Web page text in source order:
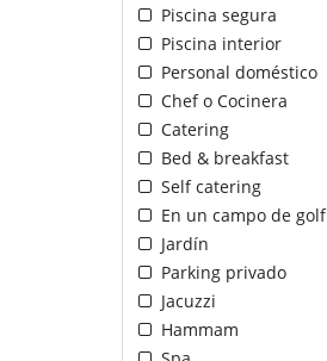
Piscina segura
Piscina interior
Personal doméstico
Chef o Cocinera
Catering
Bed & breakfast
Self catering
En un campo de golf
Jardín
Parking privado
Jacuzzi
Hammam